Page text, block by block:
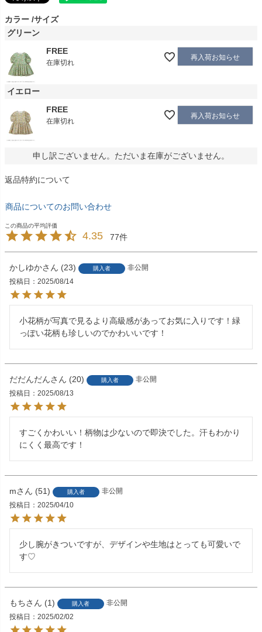
カラー サイズ
グリーン
FREE
在庫切れ
再入荷お知らせ
イエロー
FREE
在庫切れ
再入荷お知らせ
申し訳ございません。ただいま在庫がございません。
返品特約について
商品についてのお問い合わせ
4.35 77
かしゆか 23 購入者
非公開
投稿日
2025/08/14
小花柄が写真で見るより高級感があってお気に入りです！緑
っぽい花柄も珍しいのでかわいいです！
だだんだん 20 購入者
非公開
投稿日
2025/08/13
すごくかわいい！柄物は少ないので即決でした。汗もわかり
にくく最高です！
m 51 購入者
非公開
投稿日
2025/04/10
少し腕がきついですが、デザインや生地はとっても可愛いで
す♡
もち 1 購入者
非公開
投稿日
2025/02/02